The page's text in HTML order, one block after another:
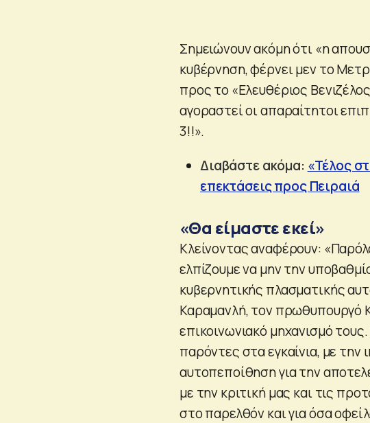
Σημειώνουν ακόμη ότι «η
κυβέρνηση, φέρνει μεν το
προς το «Ελευθέριος
αγοραστεί οι απαραίτητοι
3!!».
Διαβάστε ακόμα: «Τέλος
επεκτάσεις προς Πειραιά
«Θα είμαστε εκεί»
Κλείνοντας αναφέρουν:
ελπίζουμε να μην την
κυβερνητικής πλασματικής
Καραμανλή, τον πρωθυπουργό
επικοινωνιακό μηχανισμό
παρόντες στα εγκαίνια, με
αυτοπεποίθηση για την
με την κριτική μας και τις
στο παρελθόν και για όσα